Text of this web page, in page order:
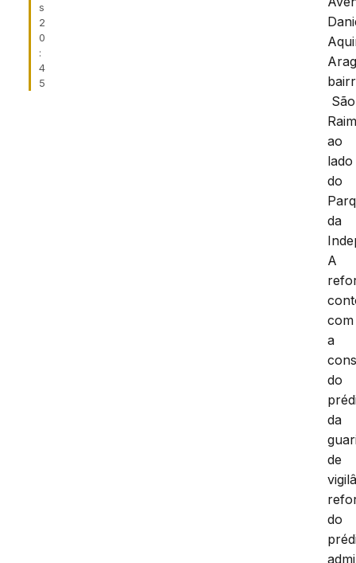
s
2
0
:
4
5
São
ao
lado
do
da
A
com
a
do
da
de
do